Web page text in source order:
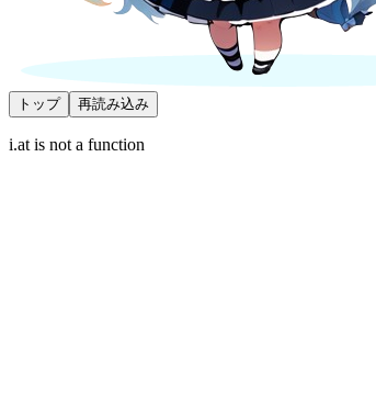
トップ 再読み込み
i.at is not a function